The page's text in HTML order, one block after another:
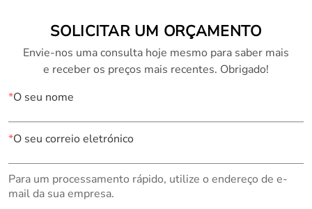
SOLICITAR UM ORÇAMENTO
Envie-nos uma consulta hoje mesmo para saber mais
e receber os preços mais recentes. Obrigado!
*O seu nome
*O seu correio eletrónico
Para um processamento rápido, utilize o endereço de e-
mail da sua empresa.